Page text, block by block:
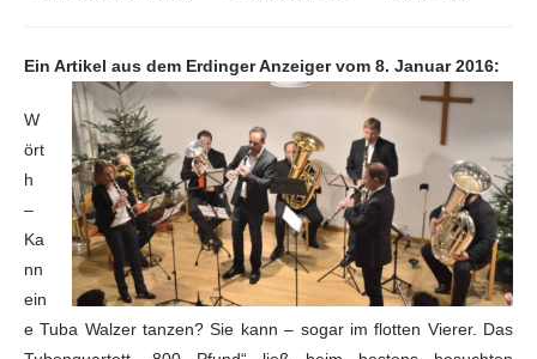
Ein Artikel aus dem Erdinger Anzeiger vom 8. Januar 2016:
W
ört
h
–
Ka
nn
ein
e Tuba Walzer tanzen? Sie kann – sogar im flotten Vierer. Das